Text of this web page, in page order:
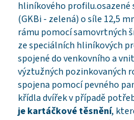
hliníkového profilu.osazené
(GKBi - zelená) o síle 12,5
rámu pomocí samovrtných
ze speciálních hliníkových
spojené do venkovního a
výztužných pozinkovaných
spojena pomocí pevného
křídla dvířek v případě
je kartáčkové těsnění,